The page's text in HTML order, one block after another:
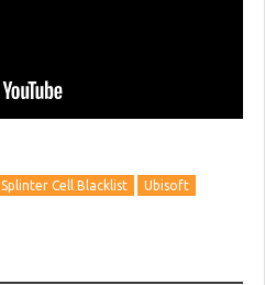
Splinter Cell Blacklist
Ubisoft